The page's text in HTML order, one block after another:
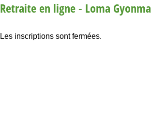
Retraite en ligne - Loma Gyonma
Les inscriptions sont fermées.